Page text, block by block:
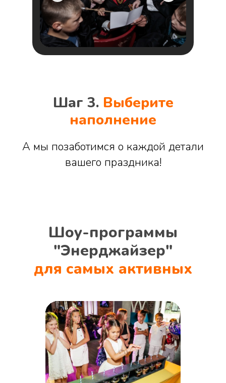
Шаг 3. Выберите
наполнение
А мы позаботимся о каждой детали
вашего праздника!
Шоу-программы
"Энерджайзер"
для самых активных